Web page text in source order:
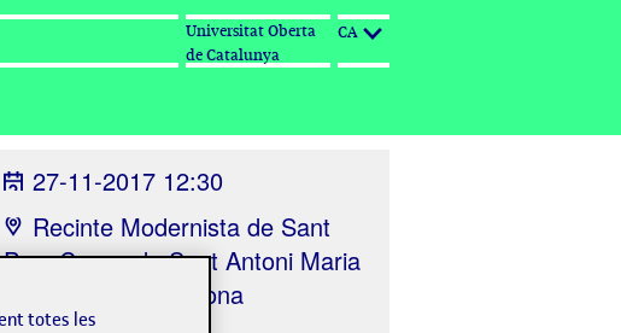
Universitat Oberta
de Catalunya
CA
27-11-2017 12:30
Recinte Modernista de Sant
Pau, Carrer de Sant Antoni Maria
Claret, 167, Barcelona
totes les